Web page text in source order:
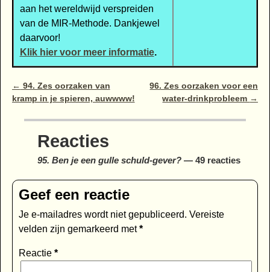
aan het wereldwijd verspreiden
van de MIR-Methode. Dankjewel
daarvoor!
Klik hier voor meer informatie.
Bericht navigatie
← 94. Zes oorzaken van
kramp in je spieren, auwwww!
96. Zes oorzaken voor een
water-drinkprobleem →
Reacties
95. Ben je een gulle schuld-gever?— 49 reacties
Geef een reactie
Je e-mailadres wordt niet gepubliceerd. Vereiste
velden zijn gemarkeerd met*
Reactie *